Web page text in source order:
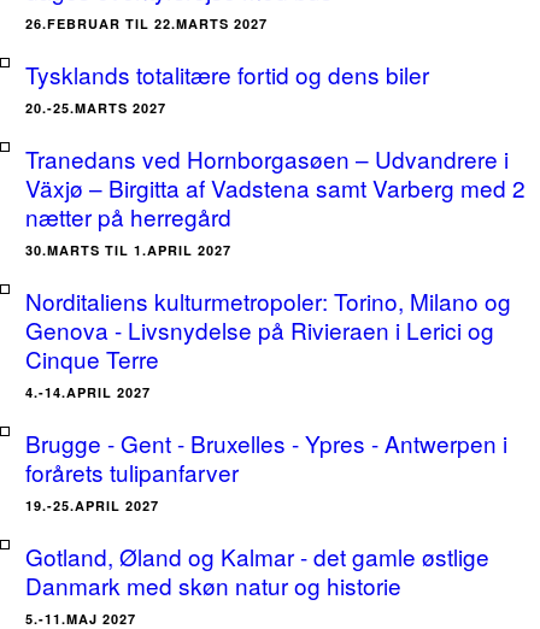
26.FEBRUAR TIL 22.MARTS 2027
Tysklands totalitære fortid og dens biler
20.-25.MARTS 2027
Tranedans ved Hornborgasøen – Udvandrere i
Växjø – Birgitta af Vadstena samt Varberg med 2
nætter på herregård
30.MARTS TIL 1.APRIL 2027
Norditaliens kulturmetropoler: Torino, Milano og
Genova - Livsnydelse på Rivieraen i Lerici og
Cinque Terre
4.-14.APRIL 2027
Brugge - Gent - Bruxelles - Ypres - Antwerpen i
forårets tulipanfarver
19.-25.APRIL 2027
Gotland, Øland og Kalmar - det gamle østlige
Danmark med skøn natur og historie
5.-11.MAJ 2027